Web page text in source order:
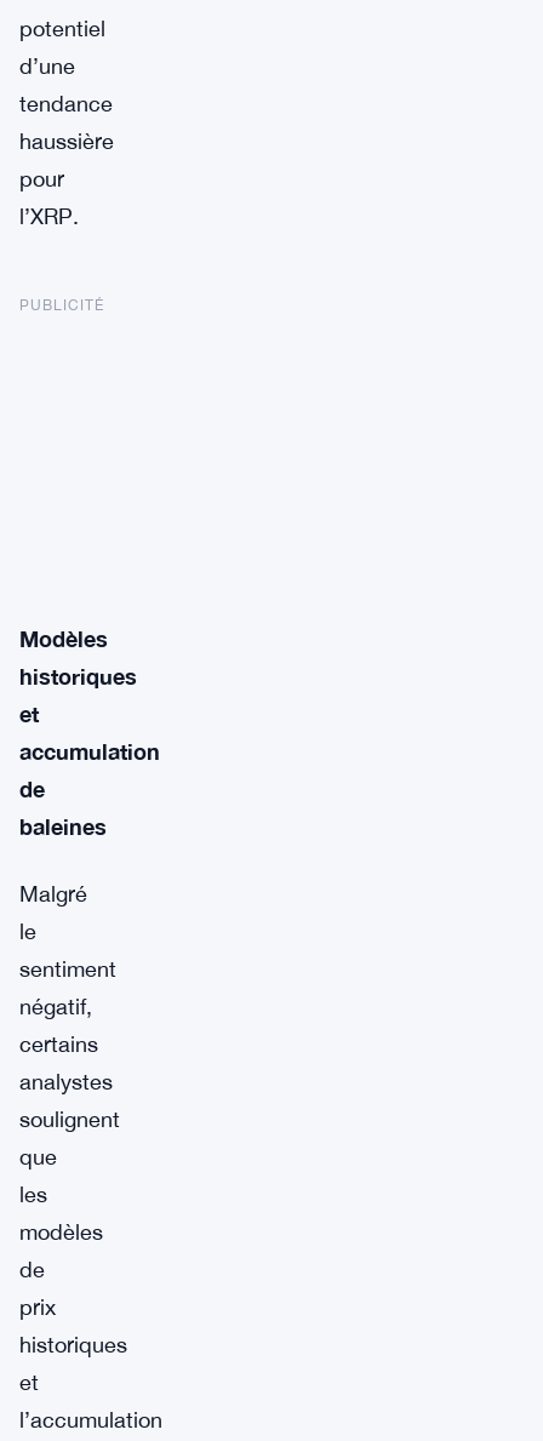
potentiel
d’une
tendance
haussière
pour
l’XRP.
PUBLICITÉ
Modèles
historiques
et
accumulation
de
baleines
Malgré
le
sentiment
négatif,
certains
analystes
soulignent
que
les
modèles
de
prix
historiques
et
l’accumulation